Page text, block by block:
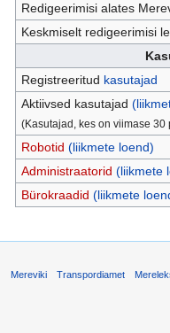
Redigeerimisi alates
Keskmiselt redigeerimisi
Registreeritud kasutajad
Aktiivsed kasutajad
(Kasutajad, kes on viimase
Robotid (liikmete loend)
Administraatorid (liikmete
Bürokraadid (liikmete
Mereviki Transpordiamet